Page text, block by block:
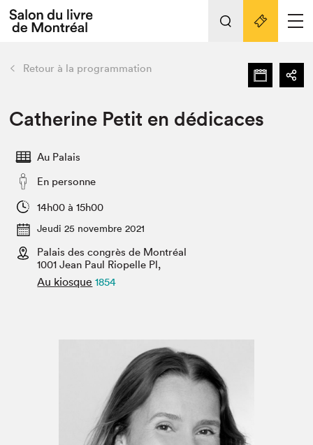
Espace médias
Espace exposant⋅e⋅s
Tout sur l'édition 2022
Actualités
Vidéos et Balados
Club de lecture Braindate
retour Nos activités
Édition 2022
Planifier sa visite
Projets partenaires 2022
Archives
Liens pratiques
Retour à la programmation
Catherine Petit en dédicaces
Au Palais
En personne
14h00 à 15h00
Jeudi 25 novembre 2021
Palais des congrès de Montréal
1001 Jean Paul Riopelle Pl,
Au kiosque 1854